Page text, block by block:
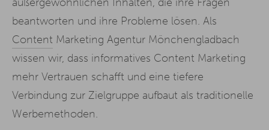
beantworten und ihre Probleme lösen. Als
Content Marketing Agentur Mönchengladbach
wissen wir, dass informatives Content Marketing
mehr Vertrauen schafft und eine tiefere
Verbindung zur Zielgruppe aufbaut als traditionelle
Werbemethoden.